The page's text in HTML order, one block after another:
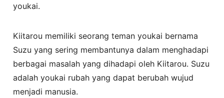
youkai.
Kiitarou memiliki seorang teman youkai bernama
Suzu yang sering membantunya dalam menghadapi
berbagai masalah yang dihadapi oleh Kiitarou. Suzu
adalah youkai rubah yang dapat berubah wujud
menjadi manusia.